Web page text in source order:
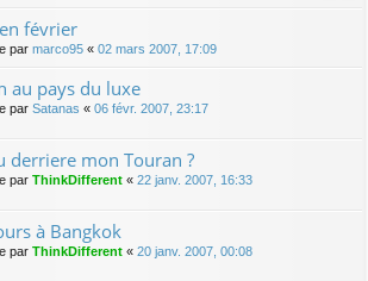
février
par marco95 « 02 mars 2007, 17:09
au pays du luxe
par Satanas « 06 févr. 2007, 23:17
derriere mon Touran ?
par ThinkDifferent « 22 janv. 2007, 16:33
à Bangkok
par ThinkDifferent « 20 janv. 2007, 00:08